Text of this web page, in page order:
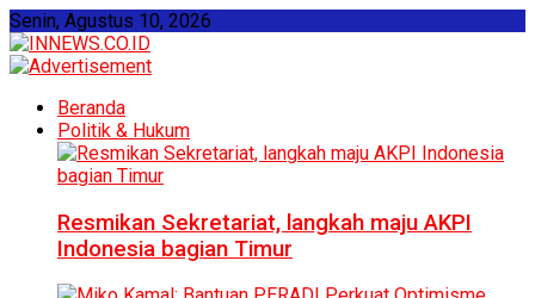
Senin, Agustus 10, 2026
Beranda
Politik & Hukum
Resmikan Sekretariat, langkah maju AKPI
Indonesia bagian Timur